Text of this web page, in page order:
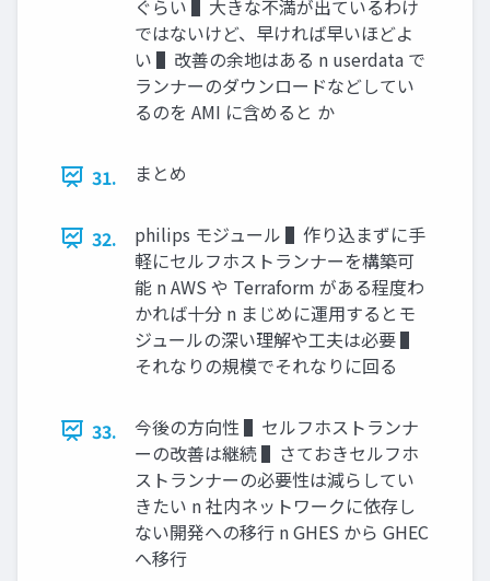
ぐらい ▌⼤きな不満が出ているわけ
ではないけど、早ければ早いほどよ
い ▌改善の余地はある n userdata で
ランナーのダウンロードなどしてい
るのを AMI に含めると か
31. まとめ
32.
philips モジュール ▌作り込まずに⼿
軽にセルフホストランナーを構築可
能 n AWS や Terraform がある程度わ
かれば⼗分 n まじめに運⽤するとモ
ジュールの深い理解や⼯夫は必要 ▌
それなりの規模でそれなりに回る
33.
今後の⽅向性 ▌セルフホストランナ
ーの改善は継続 ▌さておきセルフホ
ストランナーの必要性は減らしてい
きたい n 社内ネットワークに依存し
ない開発への移⾏ n GHES から GHEC
へ移⾏